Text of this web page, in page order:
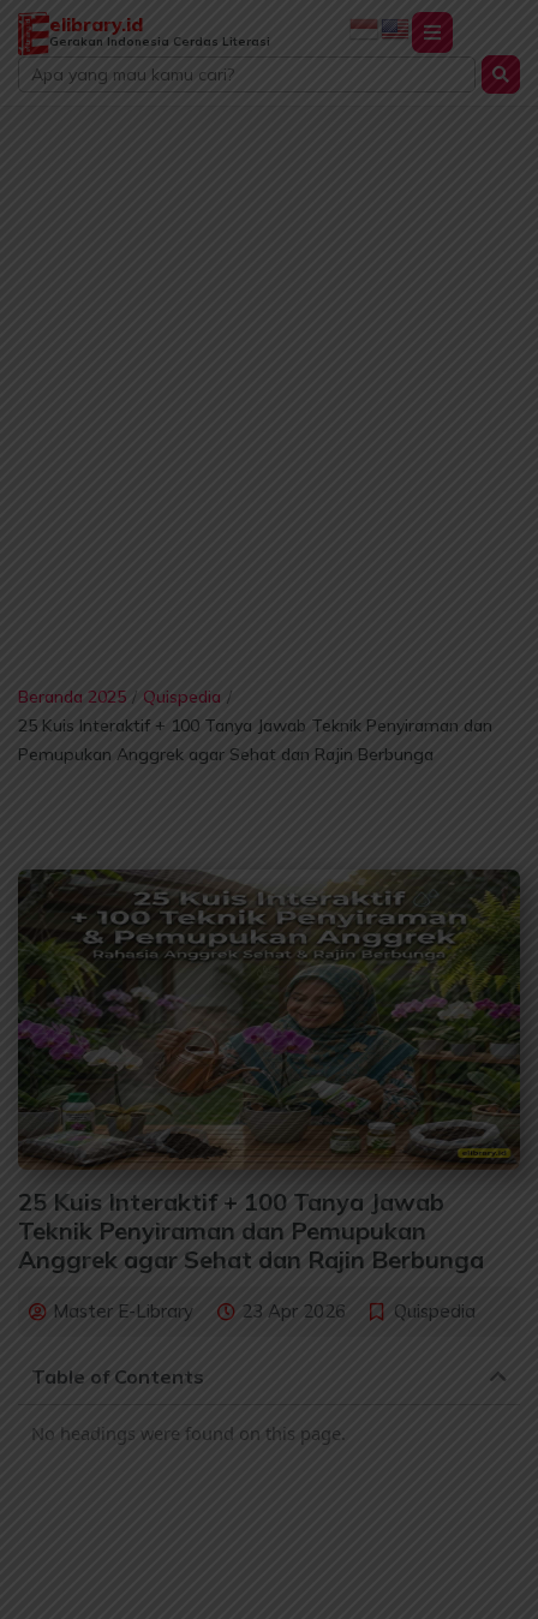
Lewati
konten
elibrary.id
Gerakan Indonesia Cerdas Literasi
Search
...
Beranda 2025 / Quispedia /
25 Kuis Interaktif + 100 Tanya Jawab Teknik Penyiraman dan
Pemupukan Anggrek agar Sehat dan Rajin Berbunga
25 Kuis Interaktif + 100 Tanya Jawab
Teknik Penyiraman dan Pemupukan
Anggrek agar Sehat dan Rajin Berbunga
Master E-Library 23 Apr 2026 Quispedia
Table of Contents
No headings were found on this page.